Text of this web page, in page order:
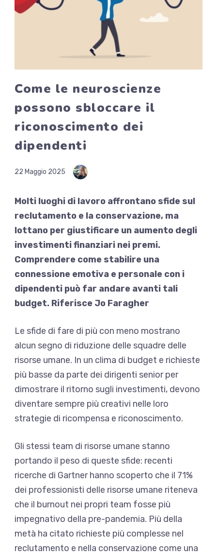
Come le neuroscienze
possono sbloccare il
riconoscimento dei
dipendenti
22 Maggio 2025
Molti luoghi di lavoro affrontano sfide sul
reclutamento e la conservazione, ma
lottano per giustificare un aumento degli
investimenti finanziari nei premi.
Comprendere come stabilire una
connessione emotiva e personale con i
dipendenti può far andare avanti tali
budget. Riferisce Jo Faragher
Le sfide di fare di più con meno mostrano
alcun segno di riduzione delle squadre delle
risorse umane. In un clima di budget e richieste
più basse da parte dei dirigenti senior per
dimostrare il ritorno sugli investimenti, devono
diventare sempre più creativi nelle loro
strategie di ricompensa e riconoscimento.
Gli stessi team di risorse umane stanno
portando il peso di queste sfide: recenti
ricerche di Gartner hanno scoperto che il 71%
dei professionisti delle risorse umane riteneva
che il burnout nei propri team fosse più
impegnativo della pre-pandemia. Più della
metà ha citato richieste più complesse nel
reclutamento e nella conservazione come una